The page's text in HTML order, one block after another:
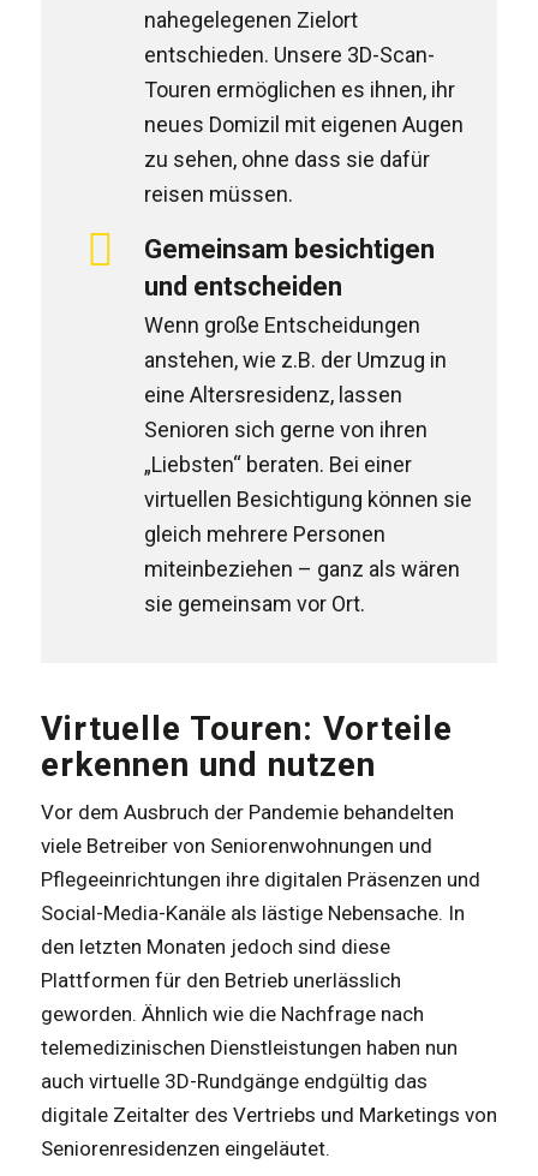
nahegelegenen Zielort
entschieden. Unsere 3D-Scan-
Touren ermöglichen es ihnen, ihr
neues Domizil mit eigenen Augen
zu sehen, ohne dass sie dafür
reisen müssen.
Gemeinsam besichtigen
und entscheiden
Wenn große Entscheidungen
anstehen, wie z.B. der Umzug in
eine Altersresidenz, lassen
Senioren sich gerne von ihren
„Liebsten“ beraten. Bei einer
virtuellen Besichtigung können sie
gleich mehrere Personen
miteinbeziehen – ganz als wären
sie gemeinsam vor Ort.
Virtuelle Touren: Vorteile
erkennen und nutzen
Vor dem Ausbruch der Pandemie behandelten
viele Betreiber von Seniorenwohnungen und
Pflegeeinrichtungen ihre digitalen Präsenzen und
Social-Media-Kanäle als lästige Nebensache. In
den letzten Monaten jedoch sind diese
Plattformen für den Betrieb unerlässlich
geworden. Ähnlich wie die Nachfrage nach
telemedizinischen Dienstleistungen haben nun
auch virtuelle 3D-Rundgänge endgültig das
digitale Zeitalter des Vertriebs und Marketings von
Seniorenresidenzen eingeläutet.